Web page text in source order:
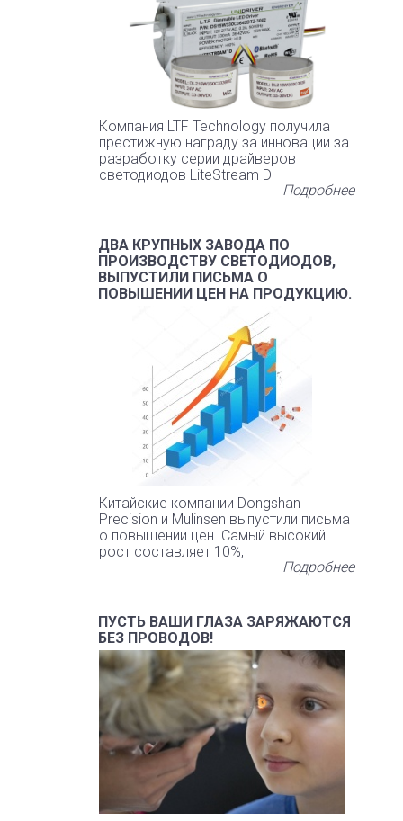
Компания LTF Technology получила
престижную награду за инновации за
разработку серии драйверов
светодиодов LiteStream D
Подробнее
ДВА КРУПНЫХ ЗАВОДА ПО
ПРОИЗВОДСТВУ СВЕТОДИОДОВ,
ВЫПУСТИЛИ ПИСЬМА О
ПОВЫШЕНИИ ЦЕН НА ПРОДУКЦИЮ.
Китайские компании Dongshan
Precision и Mulinsen выпустили письма
о повышении цен. Самый высокий
рост составляет 10%,
Подробнее
ПУСТЬ ВАШИ ГЛАЗА ЗАРЯЖАЮТСЯ
БЕЗ ПРОВОДОВ!